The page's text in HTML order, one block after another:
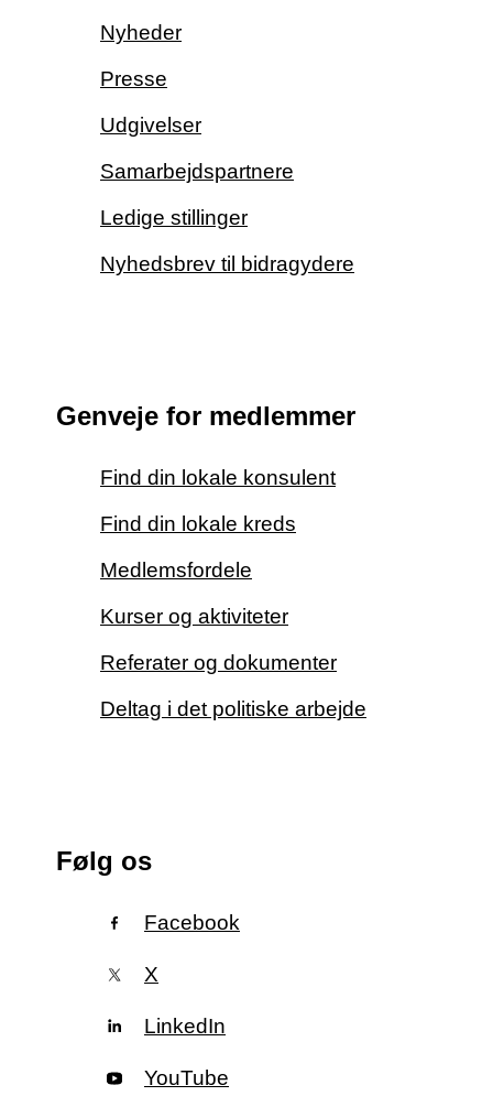
Nyheder
Presse
Udgivelser
Samarbejdspartnere
Ledige stillinger
Nyhedsbrev til bidragydere
Genveje for medlemmer
Find din lokale konsulent
Find din lokale kreds
Medlemsfordele
Kurser og aktiviteter
Referater og dokumenter
Deltag i det politiske arbejde
Følg os
Facebook
X
LinkedIn
YouTube